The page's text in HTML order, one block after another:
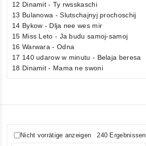
12 Dinamit - Ty rwsskaschi
13 Bulanowa - Slutschajnyj prochoschij
14 Bykow - Dlja nee wes mir
15 Miss Leto - Ja budu samoj-samoj
16 Warwara - Odna
17 140 udarow w minutu - Belaja beresa
18 Dinamit - Mama ne swoni
Nicht vorrätige anzeigen 240 Ergebnissen